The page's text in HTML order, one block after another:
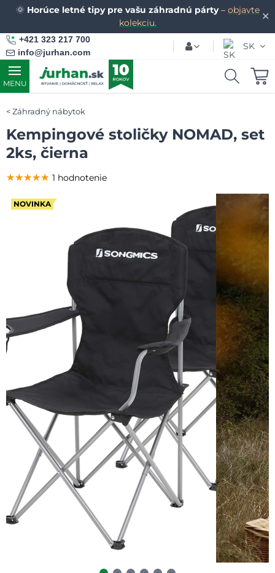
✕
🌞 Horúce letné tipy pre vašu záhradnú párty– objavte
kolekciu.
+421 323 217 700
info@jurhan.com
SK
MENU
Záhradný nábytok
Kempingové stoličky NOMAD, set
2ks, čierna
NOVINKA
★★★★★
★★★★★
★★★★★ 1 hodnotenie